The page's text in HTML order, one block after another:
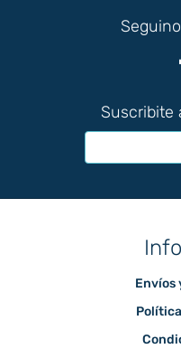
Suscribite
Envíos